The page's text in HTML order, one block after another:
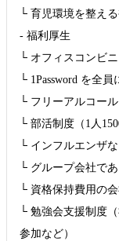
└ 育児環境を整え
- 福利厚生
└ オフィスコンビニ
└ 1Password を全員
└ フリーアルコール
└ 部活制度（1人
└ インフルエンザ
└ グループ会社で
└ 資格保持費用の
└ 勉強会支援制度
参加など）